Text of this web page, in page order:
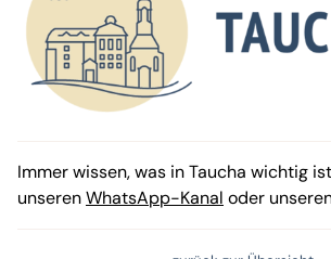
Immer wissen, was in Taucha wichtig
unserenWhatsApp-Kanal oder